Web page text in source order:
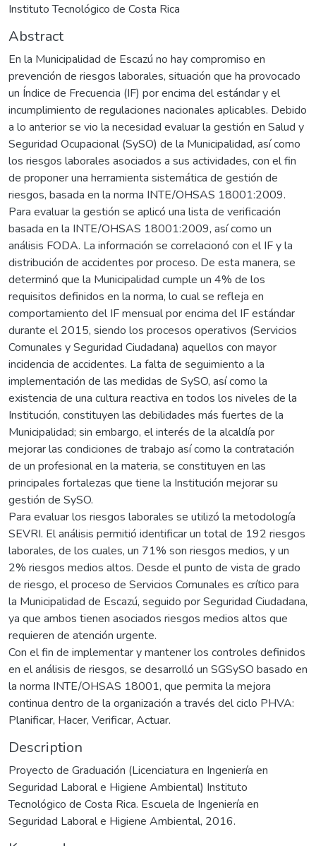
Instituto Tecnológico de Costa Rica
Abstract
En la Municipalidad de Escazú no hay compromiso en
prevención de riesgos laborales, situación que ha provocado
un Índice de Frecuencia (IF) por encima del estándar y el
incumplimiento de regulaciones nacionales aplicables. Debido
a lo anterior se vio la necesidad evaluar la gestión en Salud y
Seguridad Ocupacional (SySO) de la Municipalidad, así como
los riesgos laborales asociados a sus actividades, con el fin
de proponer una herramienta sistemática de gestión de
riesgos, basada en la norma INTE/OHSAS 18001:2009.
Para evaluar la gestión se aplicó una lista de verificación
basada en la INTE/OHSAS 18001:2009, así como un
análisis FODA. La información se correlacionó con el IF y la
distribución de accidentes por proceso. De esta manera, se
determinó que la Municipalidad cumple un 4% de los
requisitos definidos en la norma, lo cual se refleja en
comportamiento del IF mensual por encima del IF estándar
durante el 2015, siendo los procesos operativos (Servicios
Comunales y Seguridad Ciudadana) aquellos con mayor
incidencia de accidentes. La falta de seguimiento a la
implementación de las medidas de SySO, así como la
existencia de una cultura reactiva en todos los niveles de la
Institución, constituyen las debilidades más fuertes de la
Municipalidad; sin embargo, el interés de la alcaldía por
mejorar las condiciones de trabajo así como la contratación
de un profesional en la materia, se constituyen en las
principales fortalezas que tiene la Institución mejorar su
gestión de SySO.
Para evaluar los riesgos laborales se utilizó la metodología
SEVRI. El análisis permitió identificar un total de 192 riesgos
laborales, de los cuales, un 71% son riesgos medios, y un
2% riesgos medios altos. Desde el punto de vista de grado
de riesgo, el proceso de Servicios Comunales es crítico para
la Municipalidad de Escazú, seguido por Seguridad Ciudadana,
ya que ambos tienen asociados riesgos medios altos que
requieren de atención urgente.
Con el fin de implementar y mantener los controles definidos
en el análisis de riesgos, se desarrolló un SGSySO basado en
la norma INTE/OHSAS 18001, que permita la mejora
continua dentro de la organización a través del ciclo PHVA:
Planificar, Hacer, Verificar, Actuar.
Description
Proyecto de Graduación (Licenciatura en Ingeniería en
Seguridad Laboral e Higiene Ambiental) Instituto
Tecnológico de Costa Rica. Escuela de Ingeniería en
Seguridad Laboral e Higiene Ambiental, 2016.